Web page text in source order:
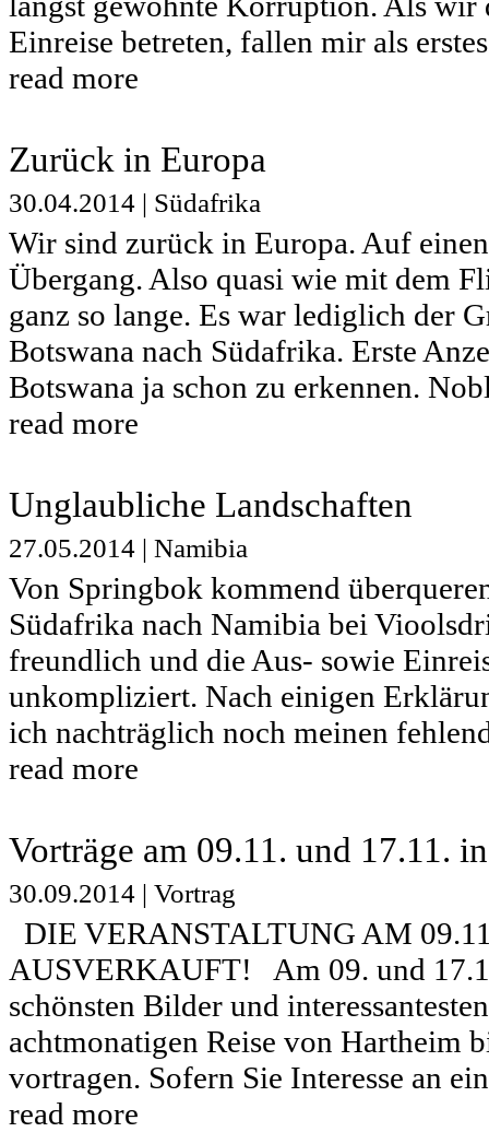
Einreise betreten, fallen mir als
read more
Zurück in Europa
30.04.2014 | Südafrika
Wir sind zurück in Europa. Auf
Übergang. Also quasi wie mit dem
ganz so lange. Es war lediglich der
Botswana nach Südafrika. Erste
Botswana ja schon zu erkennen.
read more
Unglaubliche Landschaften
27.05.2014 | Namibia
Von Springbok kommend
Südafrika nach Namibia bei
freundlich und die Aus- sowie
unkompliziert. Nach einigen
ich nachträglich noch meinen
read more
Vorträge am 09.11. und 17.11.
30.09.2014 | Vortrag
DIE VERANSTALTUNG AM
AUSVERKAUFT! Am 09. und
schönsten Bilder und
achtmonatigen Reise von Hartheim
vortragen. Sofern Sie Interesse an
read more